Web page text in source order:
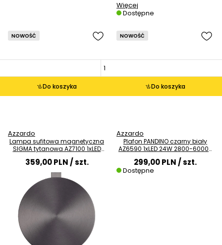
Więcej
Dostępne
Do koszyka
NOWOŚĆ
Azzardo
Lampa sufitowa magnetyczna
SIGMA tytanowa AZ7100 1xLED
8W 3000K ściemnialna
359,00 PLN/ szt.
Do koszyka
NOWOŚĆ
Azzardo
Plafon PANDINO czarny biały
AZ6590 1xLED 24W 2800-6000K
IP44 z czujnikiem
299,00 PLN/ szt.
Dostępne